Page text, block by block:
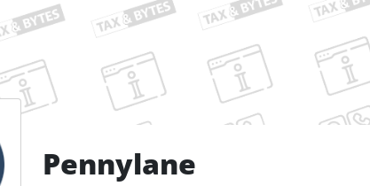
Pennylane